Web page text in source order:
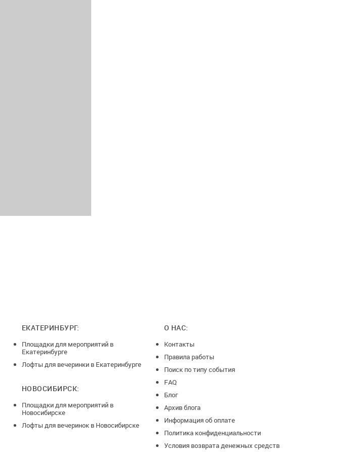
ЕКАТЕРИНБУРГ:
Площадки для мероприятий в
Екатеринбурге
Лофты для вечеринки в Екатеринбурге
НОВОСИБИРСК:
Площадки для мероприятий в
Новосибирске
Лофты для вечеринок в Новосибирске
О НАС:
Контакты
Правила работы
Поиск по типу события
FAQ
Блог
Архив блога
Информация об оплате
Политика конфиденциальности
Условия возврата денежных средств